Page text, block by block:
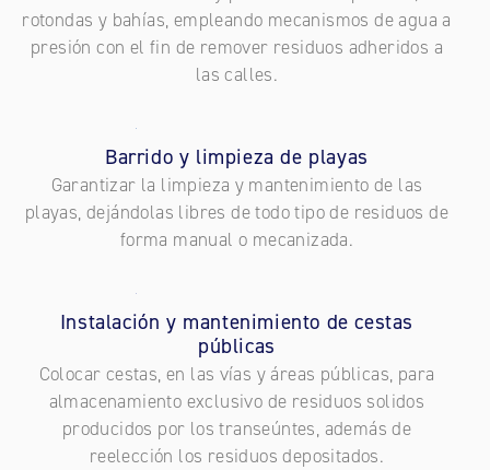
rotondas y bahías, empleando mecanismos de agua a
presión con el fin de remover residuos adheridos a
las calles.
Barrido y limpieza de playas
Garantizar la limpieza y mantenimiento de las
playas, dejándolas libres de todo tipo de residuos de
forma manual o mecanizada.
Instalación y mantenimiento de cestas
públicas
Colocar cestas, en las vías y áreas públicas, para
almacenamiento exclusivo de residuos solidos
producidos por los transeúntes, además de
reelección los residuos depositados.